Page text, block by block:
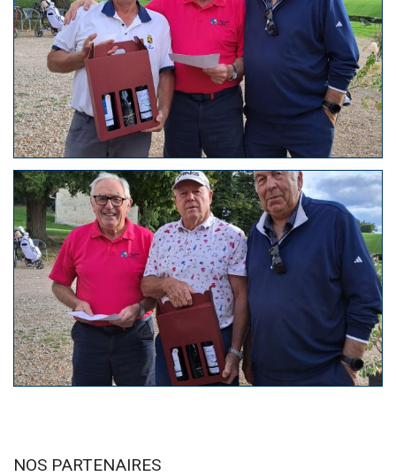
NOS PARTENAIRES